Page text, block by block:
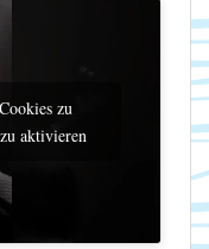
zu
aktivieren